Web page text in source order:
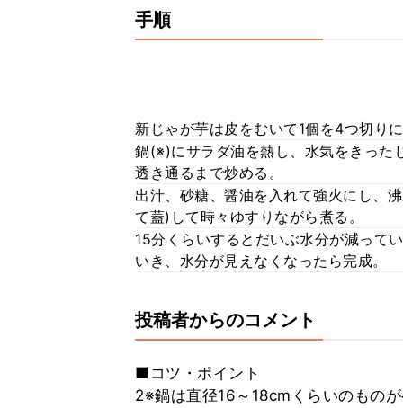
手順
新じゃが芋は皮をむいて1個を4つ切り
鍋(※)にサラダ油を熱し、水気をきった
透き通るまで炒める。
出汁、砂糖、醤油を入れて強火にし、
て蓋)して時々ゆすりながら煮る。
15分くらいするとだいぶ水分が減って
いき、水分が見えなくなったら完成。
投稿者からのコメント
■コツ・ポイント
2※鍋は直径16～18cmくらいのもの